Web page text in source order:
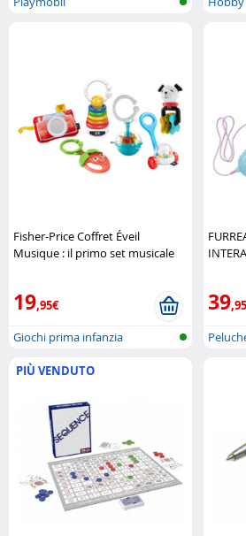
Fisher-Price Coffret Éveil
Musique : il primo set musicale
19,95€
Giochi prima infanzia
39
PIÙ VENDUTO